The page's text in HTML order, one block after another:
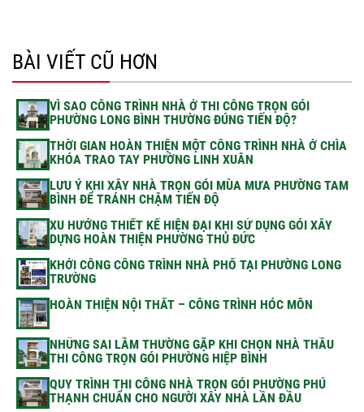
BÀI VIẾT CŨ HƠN
VÌ SAO CÔNG TRÌNH NHÀ Ở THI CÔNG TRỌN GÓI
PHƯỜNG LONG BÌNH THƯỜNG ĐÚNG TIẾN ĐỘ?
THỜI GIAN HOÀN THIỆN MỘT CÔNG TRÌNH NHÀ Ở CHÌA
KHÓA TRAO TAY PHƯỜNG LINH XUÂN
LƯU Ý KHI XÂY NHÀ TRỌN GÓI MÙA MƯA PHƯỜNG TAM
BÌNH ĐỂ TRÁNH CHẬM TIẾN ĐỘ
XU HƯỚNG THIẾT KẾ HIỆN ĐẠI KHI SỬ DỤNG GÓI XÂY
DỰNG HOÀN THIỆN PHƯỜNG THỦ ĐỨC
KHỞI CÔNG CÔNG TRÌNH NHÀ PHỐ TẠI PHƯỜNG LONG
TRƯỜNG
HOÀN THIỆN NỘI THẤT – CÔNG TRÌNH HÓC MÔN
NHỮNG SAI LẦM THƯỜNG GẶP KHI CHỌN NHÀ THẦU
THI CÔNG TRỌN GÓI PHƯỜNG HIỆP BÌNH
QUY TRÌNH THI CÔNG NHÀ TRỌN GÓI PHƯỜNG PHÚ
THẠNH CHUẨN CHO NGƯỜI XÂY NHÀ LẦN ĐẦU